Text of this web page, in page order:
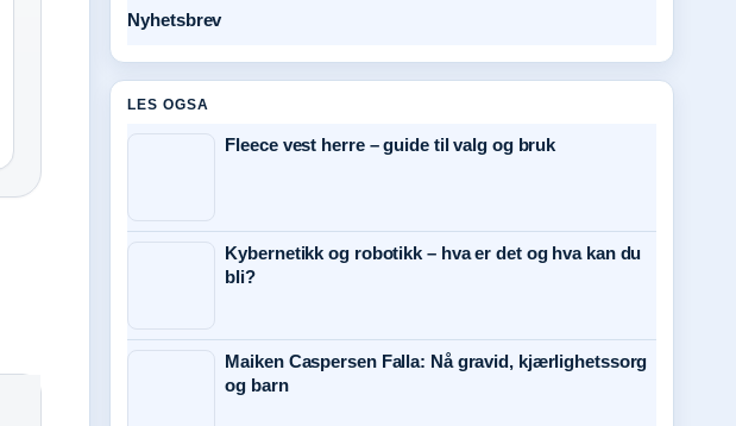
Nyhetsbrev
LES OGSA
Fleece vest herre – guide til valg og bruk
Kybernetikk og robotikk – hva er det og hva kan du
bli?
Maiken Caspersen Falla: Nå gravid, kjærlighetssorg
og barn